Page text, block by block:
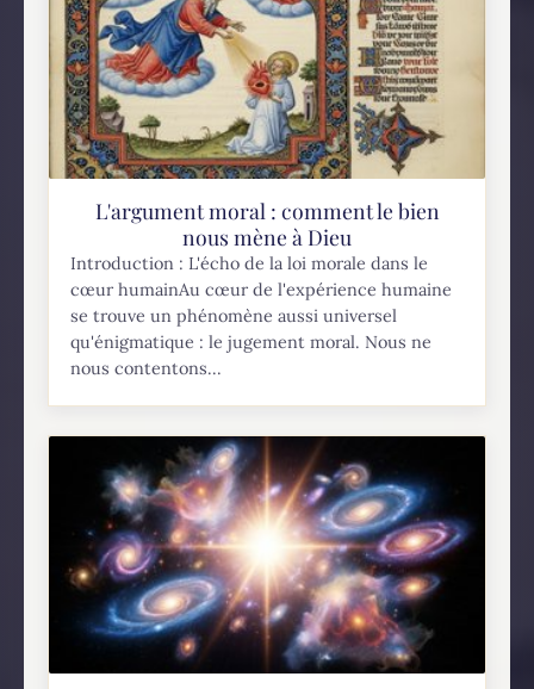
L'argument moral : comment le bien
nous mène à Dieu
Introduction : L'écho de la loi morale dans le
cœur humainAu cœur de l'expérience humaine
se trouve un phénomène aussi universel
qu'énigmatique : le jugement moral. Nous ne
nous contentons...